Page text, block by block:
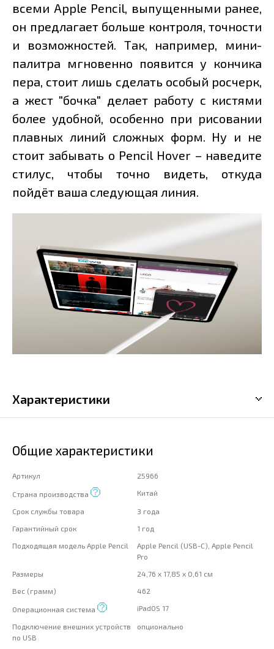
всеми Apple Pencil, выпущенными ранее,
он предлагает больше контроля, точности
и возможностей. Так, например, мини-
палитра мгновенно появится у кончика
пера, стоит лишь сделать особый росчерк,
а жест "бочка" делает работу с кистями
более удобной, особенно при рисовании
плавных линий сложных форм. Ну и не
стоит забывать о Pencil Hover – наведите
стилус, чтобы точно видеть, откуда
пойдёт ваша следующая линия.
Характеристики
Общие характеристики
Артикул 25966
Страна производства Китай
Срок службы товара
3 года
Гарантийный срок
1 год
Подходящая модель Apple Pencil
Apple Pencil (USB-C), Apple Pencil
Pro
Размеры
24,76 x 17,85 x 0,61 см
Вес (грамм)
462
Операционная система iPadOS 17
Подключение внешних устройств
по USB
опционально